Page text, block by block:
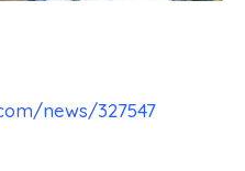
news/327547